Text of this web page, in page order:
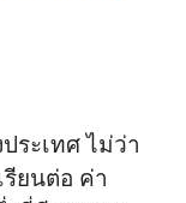
ระเทศ ไม่ว่า
รียนต่อ ค่า